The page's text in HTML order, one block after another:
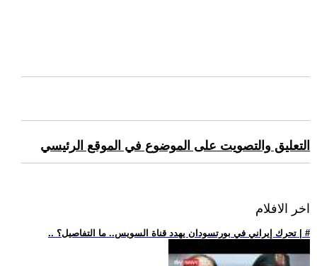
التعليق والتصويت على الموضوع في الموقع الرئيسي
اخر الافلام
.. تحرك إيراني في بورتسودان يهدد قناة السويس.. ما التفاصيل؟ | #